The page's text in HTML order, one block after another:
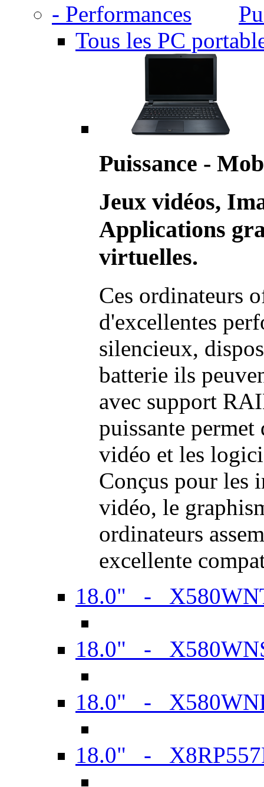
Tous les PC
Puissance -
Jeux vidéos,
Applications
virtuelles.
Ces ordinateurs
d'excellentes
silencieux,
batterie ils
avec support
puissante permet
vidéo et les
Conçus pour les
vidéo, le
ordinateurs
excellente
18.0" -
18.0" -
18.0" -
18.0" -